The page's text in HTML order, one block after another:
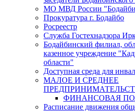
МО МВД России
Прокуратура г. Бодайбо
Росреестр
Служба Гостехнадзора
Бодайбинский филиал,
казенное учреждение
области"
Доступная среда для
МАЛОЕ И СРЕДНЕЕ
ФИНАНСОВАЯ
Расписание движения